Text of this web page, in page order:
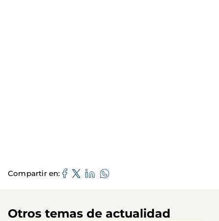
Compartir en
Otros temas de actualidad